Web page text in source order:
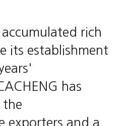
accumulated rich
its establishment
has
the
exporters and a